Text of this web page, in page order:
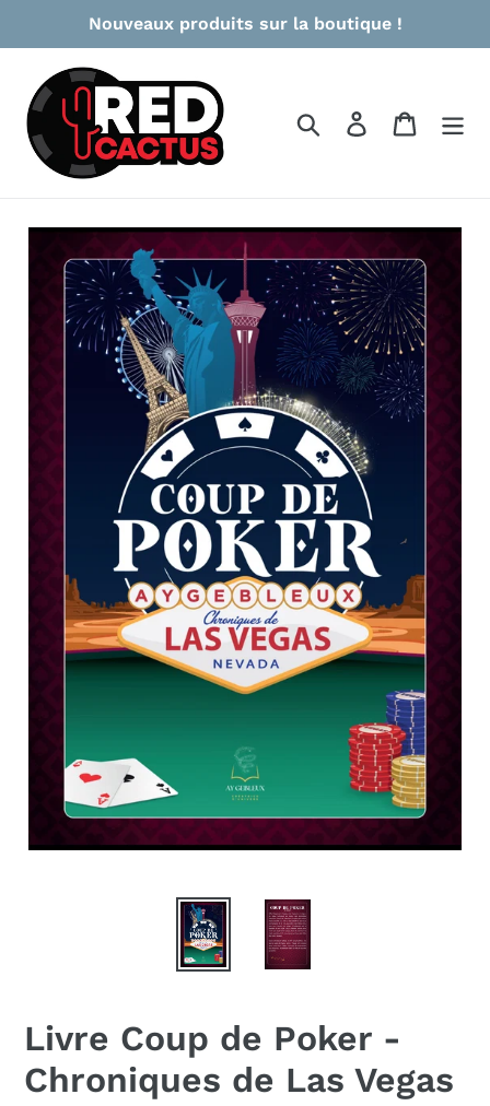
contenu
Nouveaux produits sur la boutique !
RechercherSe connecter
Panier
Livre Coup de Poker -
Chroniques de Las Vegas